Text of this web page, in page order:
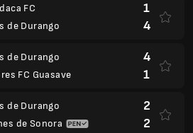
FC
de Durango
1
4
de Durango
FC Guasave
4
1
de Durango
de Sonora
2
2